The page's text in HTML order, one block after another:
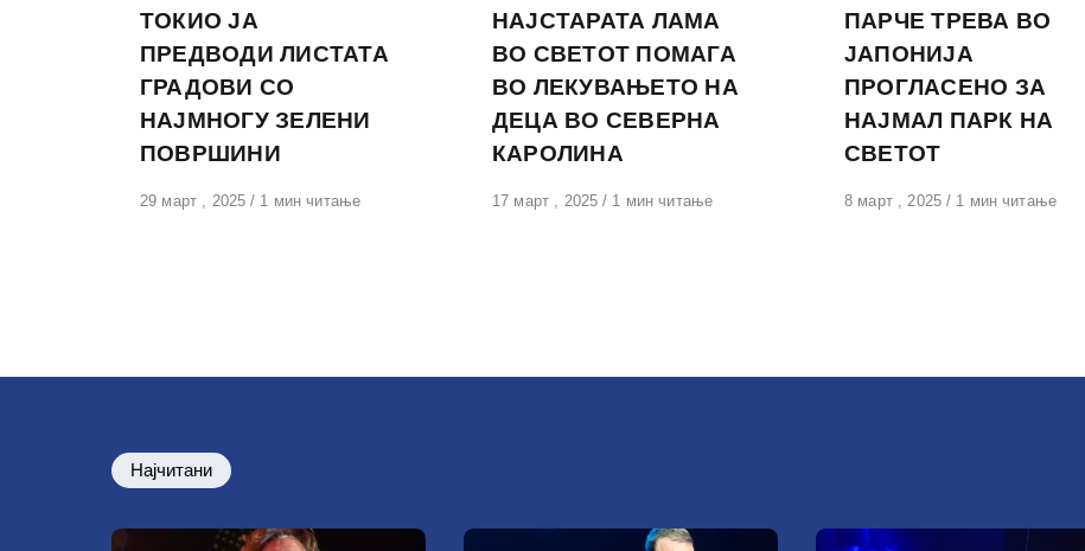
ТОКИО ЈА
ПРЕДВОДИ ЛИСТАТА
ГРАДОВИ СО
НАЈМНОГУ ЗЕЛЕНИ
ПОВРШИНИ
Објавено
29 март , 2025 1 мин читање
НАЈСТАРАТА ЛАМА
ВО СВЕТОТ ПОМАГА
ВО ЛЕКУВАЊЕТО НА
ДЕЦА ВО СЕВЕРНА
КАРОЛИНА
Објавено
17 март , 2025 1 мин читање
ПАРЧЕ ТРЕВА ВО
ЈАПОНИЈА
ПРОГЛАСЕНО ЗА
НАЈМАЛ ПАРК НА
СВЕТОТ
Објавено
8 март , 2025 1 мин читање
Најчитани